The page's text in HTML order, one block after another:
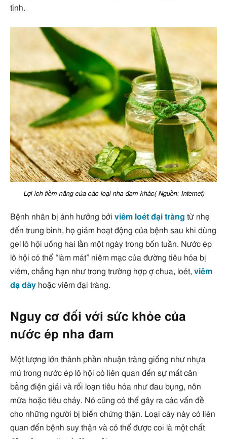
tính.
Lợi ích tiềm năng của các loại nha đam khác( Nguồn: Internet)
Bệnh nhân bị ảnh hưởng bởi viêm loét đại tràng từ nhẹ
đến trung bình, họ giảm hoạt động của bệnh sau khi dùng
gel lô hội uống hai lần một ngày trong bốn tuần. Nước ép
lô hội có thể “làm mát” niêm mạc của đường tiêu hóa bị
viêm, chẳng hạn như trong trường hợp ợ chua, loét, viêm
dạ dày hoặc viêm đại tràng.
Nguy cơ đối với sức khỏe của
nước ép nha đam
Một lượng lớn thành phần nhuận tràng giống như nhựa
mủ trong nước ép lô hội có liên quan đến sự mất cân
bằng điện giải và rối loạn tiêu hóa như đau bụng, nôn
mửa hoặc tiêu chảy. Nó cũng có thể gây ra các vấn đề
cho những người bị biến chứng thận. Loại cây này có liên
quan đến bệnh suy thận và có thể được coi là một chất